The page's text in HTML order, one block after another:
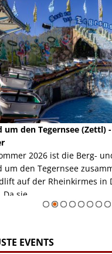
um den Tegernsee (Zettl)
2026 ist die Berg-
um den Tegernsee
auf der Rheinkirmes in
sie ...
EVENTS